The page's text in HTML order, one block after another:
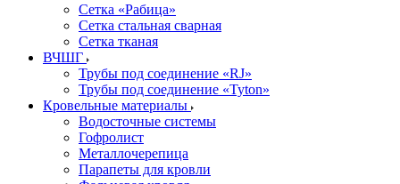
Сетка «Рабица»
Сетка стальная сварная
Сетка тканая
ВЧШГ
Трубы под соединение «RJ»
Трубы под соединение «Tyton»
Кровельные материалы
Водосточные системы
Гофролист
Металлочерепица
Парапеты для кровли